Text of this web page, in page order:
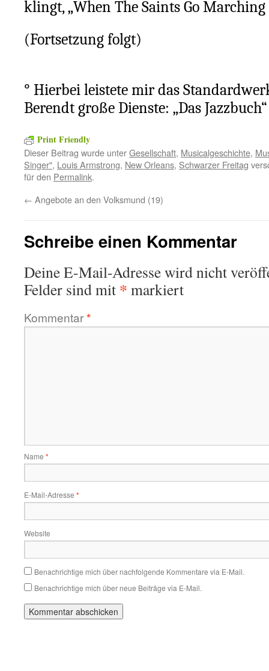
klingt, „When The Saints Go Marching
(Fortsetzung folgt)
° Hierbei leistete mir das
Berendt große Dienste: „Das Jazzbuch“
Print Friendly
Dieser Beitrag wurde unterGesellschaft, Musicalgeschichte,
Singer", Louis Armstrong, New Orleans, Schwarzer Freitag
für den Permalink.
← Angebote an den Volksmund (19)
Schreibe einen Kommentar
Deine E-Mail-Adresse wird nicht
Felder sind mit * markiert
Kommentar*
Name *
E-Mail-Adresse *
Website
Benachrichtige mich über nachfolgende Kommentare via E-Mail.
Benachrichtige mich über neue Beiträge via E-Mail.